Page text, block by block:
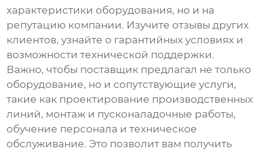
характеристики оборудования, но и на
репутацию компании. Изучите отзывы других
клиентов, узнайте о гарантийных условиях и
возможности технической поддержки.
Важно, чтобы поставщик предлагал не только
оборудование, но и сопутствующие услуги,
такие как проектирование производственных
линий, монтаж и пусконаладочные работы,
обучение персонала и техническое
обслуживание. Это позволит вам получить